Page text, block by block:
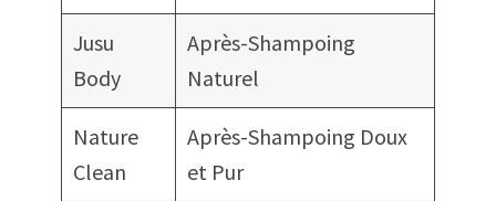
Jusu
Body
Après-Shampoing
Naturel
Nature
Clean
Après-Shampoing Doux
et Pur